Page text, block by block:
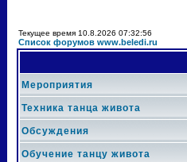
Текущее время 10.8.2026 07:32:56
Список форумов www.beledi.ru
Мероприятия
Техника танца живота
Обсуждения
Обучение танцу живота